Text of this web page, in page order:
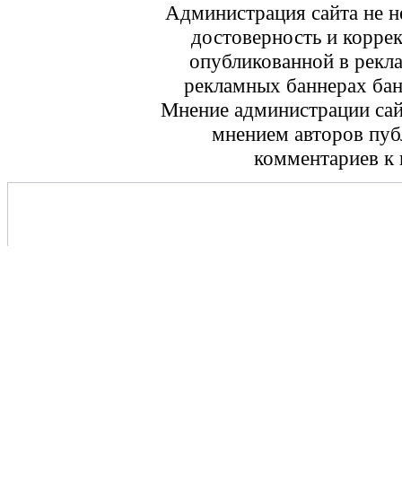
Администрация сайта не
достоверность и
опубликованной в
рекламных баннерах
Мнение администрации
мнением авторов
комментариев к